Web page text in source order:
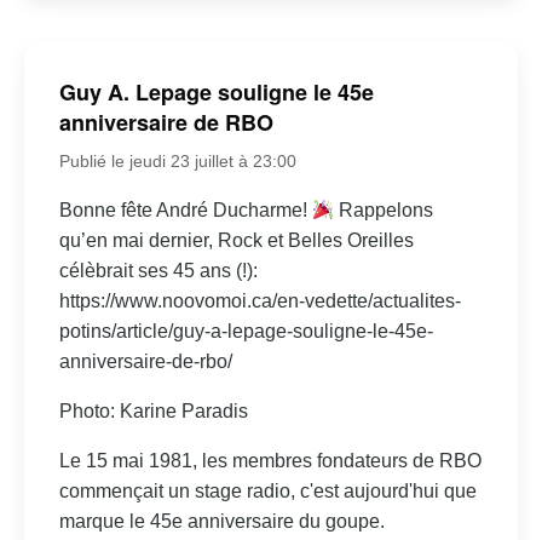
Guy A. Lepage souligne le 45e
anniversaire de RBO
Publié le jeudi 23 juillet à 23:00
Bonne fête André Ducharme!
Rappelons
qu’en mai dernier, Rock et Belles Oreilles
célèbrait ses 45 ans (!):
https://www.noovomoi.ca/en-vedette/actualites-
potins/article/guy-a-lepage-souligne-le-45e-
anniversaire-de-rbo/
Photo: Karine Paradis
Le 15 mai 1981, les membres fondateurs de RBO
commençait un stage radio, c'est aujourd'hui que
marque le 45e anniversaire du goupe.